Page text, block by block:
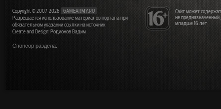
Сайт может
не
младше 16 лет
Copyright © 2007-2026
GAMEARMY.RU
Разрешается использование материалов портала при
обязательном указании ссылки на источник
Create and Design: Родионов Вадим
Спонсор раздела: